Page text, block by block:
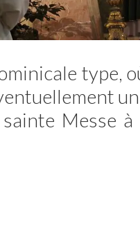
type,
Messe